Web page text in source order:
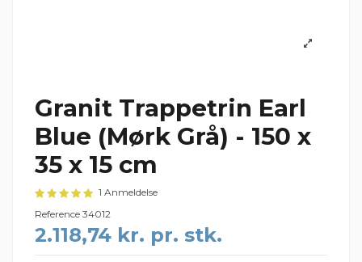
Granit Trappetrin Earl
Blue (Mørk Grå) - 150 x
35 x 15 cm
1 Anmeldelse
Reference 34012
2.118,74 kr. pr. stk.